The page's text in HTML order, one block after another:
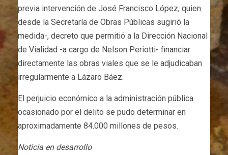
previa intervención de José Francisco López, quien
desde la Secretaría de Obras Públicas sugirió la
medida-, decreto que permitió a la Dirección Nacional
de Vialidad -a cargo de Nelson Periotti- financiar
directamente las obras viales que se le adjudicaban
irregularmente a Lázaro Báez.
El perjuicio económico a la administración pública
ocasionado por el delito se pudo determinar en
aproximadamente 84.000 millones de pesos.
Noticia en desarrollo